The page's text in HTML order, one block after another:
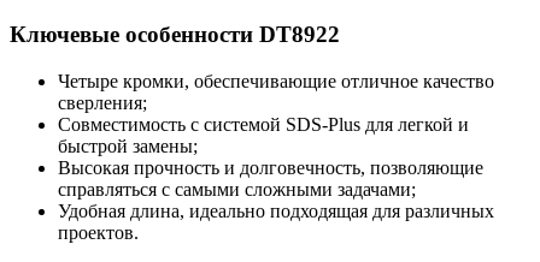
Ключевые особенности DT8922
Четыре кромки, обеспечивающие отличное качество
сверления;
Совместимость с системой SDS-Plus для легкой и
быстрой замены;
Высокая прочность и долговечность, позволяющие
справляться с самыми сложными задачами;
Удобная длина, идеально подходящая для различных
проектов.